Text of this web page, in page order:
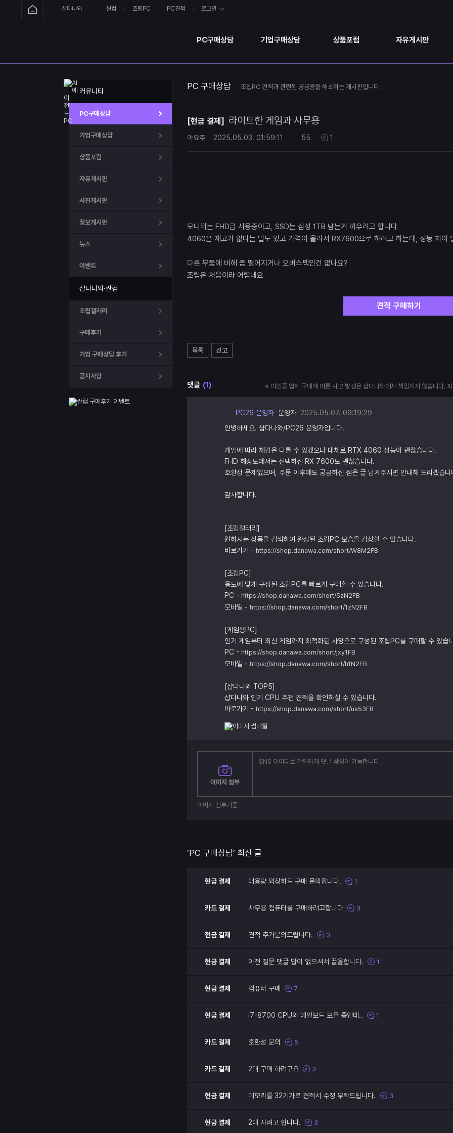
샵다나와 싼컴 조립PC PC견적 로그인
PC구매상담 기업구매상담 상품포럼 자유게시판
커뮤니티
PC구매상담
기업구매상담
상품포럼
자유게시판
사진게시판
정보게시판
뉴스
이벤트
샵다나와·싼컴
조립갤러리
구매후기
기업 구매상담 후기
공지사항
PC 구매상담 조립PC 견적과 관련된 궁금증을 해소하는 게시판입니다.
[현금 결제] 라이트한 게임과 사무용
아요주 2025.05.03. 01:59:11 55 1
모니터는 FHD급 사용중이고, SSD는 삼성 1TB 남는거 끼우려고 합니다
4060은 재고가 없다는 말도 있고 가격이 올라서 RX7600으로 하려고 하는데, 성능 차이
다른 부품에 비해 좀 떨어지거나 오버스펙인건 없나요?
조립은 처음이라 어렵네요
견적 구매하기
목록 신고
댓글 (1) ※ 미인증 업체 구매에 따른 사고 발생은 샵다나와에서 책임지지 않습니다.
PC26 운영자 운영자 2025.05.07. 09:19:29
안녕하세요. 샵다나와/PC26 운영자입니다.
게임에 따라 체감은 다를 수 있겠으나 대체로 RTX 4060 성능이 괜찮습니다.
FHD 해상도에서는 선택하신 RX 7600도 괜찮습니다.
호환성 문제없으며, 주문 이후에도 궁금하신 점은 글 남겨주시면 안내해 드리겠습니
감사합니다.
[조립갤러리]
원하시는 상품을 검색하여 완성된 조립PC 모습을 감상할 수 있습니다.
바로가기 - https://shop.danawa.com/short/W8M2FB
[조립PC]
용도에 맞게 구성된 조립PC를 빠르게 구매할 수 있습니다.
PC - https://shop.danawa.com/short/5zN2FB
모바일 - https://shop.danawa.com/short/1zN2FB
[게임용PC]
인기 게임부터 최신 게임까지 최적화된 사양으로 구성된 조립PC를 구매할 수 있습
PC - https://shop.danawa.com/short/jxy1FB
모바일 - https://shop.danawa.com/short/h1N2FB
[샵다나와 TOP5]
샵다나와 인기 CPU 추천 견적을 확인하실 수 있습니다.
바로가기 - https://shop.danawa.com/short/us53FB
이미지 첨부
이미지 첨부기준
’PC 구매상담’ 최신 글
현금 결제 대용량 외장하드 구매 문의합니다. 1
카드 결제 사무용 컴퓨터를 구매하려고합니다 3
현금 결제 견적 추가문의드립니다. 3
현금 결제 이전 질문 댓글 답이 없으셔서 끌올합니다. 1
현금 결제 컴퓨터 구매 7
현금 결제 i7-8700 CPU와 메인보드 보유 중인데.. 1
카드 결제 호환성 문의 5
카드 결제 2대 구매 하려구요 3
현금 결제 메모리를 32기가로 견적서 수정 부탁드립니다. 3
현금 결제 2대 사려고 합니다. 3